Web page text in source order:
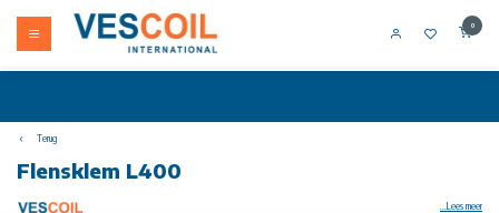
0
Terug
Flensklem L400
...Lees meer